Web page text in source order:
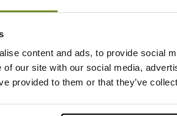
content and ads, to provide social
of our site with our social media,
provided to them or that they’ve